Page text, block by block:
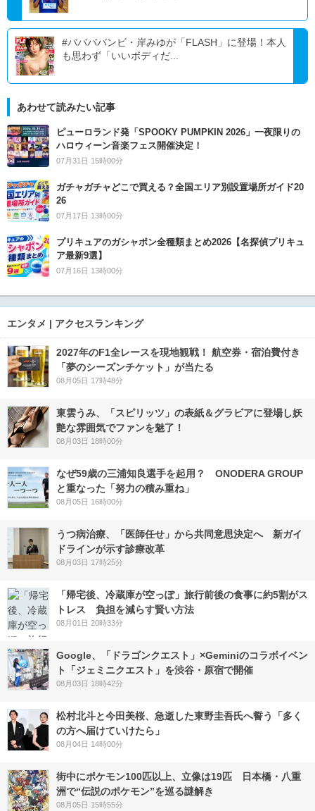
#ババババンビ・岸みゆが「FLASH」に登場！本人
も思わず「いいボディだ...
あわせて読みたい記事
ピューロランド発「SPOOKY PUMPKIN 2026」一夜限りの
ハロウィーン音楽フェス開催決定！
07月31日 15時00分
ガチャガチャどこで買える？全国エリア別設置場所ガイド20
26
07月17日 13時00分
プリキュアのガシャポン全種類まとめ2026【名探偵プリキュ
ア最新9選】
07月16日 13時00分
エンタメ | アクセスランキング
2027年のF1全レースを現地観戦！ 航空券・宿泊費付き
「夢のシーズンチケット」が当たる
08月05日 17時48分
東雲うみ、「スピリッツ」の表紙＆グラビアに登場し妖
艶な雰囲気でファンを魅了！
08月03日 18時00分
なぜ59歳の三浦知良選手を起用？ ONODERA GROUP
と重なった「努力の積み重ね」
08月05日 16時00分
うつ病治療、「医師任せ」から共同意思決定へ 新ガイ
ドラインが示す診療改革
08月03日 17時25分
「帰宅後、冷蔵庫が空っぽ」旅行前後の食事に約5割がス
トレス 負担を減らす賢い方法
08月01日 20時33分
Google、「ドラゴンクエスト」×Geminiのコラボイベン
ト「ジェミニクエスト」を渋谷・原宿で開催
08月03日 18時42分
松村北斗と今田美桜、急逝した東野圭吾氏へ誓う「多く
の方へ届けていけたら」
08月04日 14時00分
街中にポケモン100匹以上、立像は19匹 日本橋・八重
洲で“伝説のポケモン”を巡る謎解き
08月05日 15時55分